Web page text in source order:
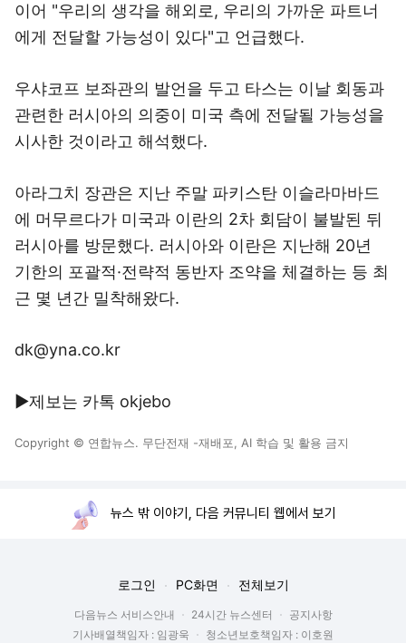
이어 "우리의 생각을 해외로, 우리의 가까운 파트너
에게 전달할 가능성이 있다"고 언급했다.
우샤코프 보좌관의 발언을 두고 타스는 이날 회동과
관련한 러시아의 의중이 미국 측에 전달될 가능성을
시사한 것이라고 해석했다.
아라그치 장관은 지난 주말 파키스탄 이슬라마바드
에 머무르다가 미국과 이란의 2차 회담이 불발된 뒤
러시아를 방문했다. 러시아와 이란은 지난해 20년
기한의 포괄적·전략적 동반자 조약을 체결하는 등 최
근 몇 년간 밀착해왔다.
dk@yna.co.kr
▶제보는 카톡 okjebo
Copyright © 연합뉴스. 무단전재 -재배포, AI 학습 및 활용 금지
뉴스 밖 이야기, 다음 커뮤니티 웹에서 보기
로그인 PC화면 전체보기
다음뉴스 서비스안내 24시간 뉴스센터
공지사항
기사배열책임자 : 임광욱
청소년보호책임자 : 이호원